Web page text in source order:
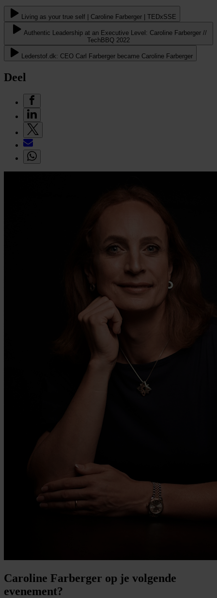
Living as your true self | Caroline Farberger | TEDxSSE
Authentic Leadership at an Executive Level: Caroline Farberger //
TechBBQ 2022
Lederstof.dk: CEO Carl Farberger became Caroline Farberger
Deel
Caroline Farberger op je volgende
evenement?